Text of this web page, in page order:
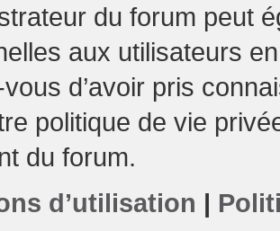
du forum peut
aux utilisateurs
d’avoir pris
politique de vie
du forum.
d’utilisation |